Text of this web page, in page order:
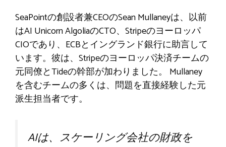
SeaPointの創設者兼CEOのSean Mullaneyは、以前
はAI Unicorn AlgoliaのCTO、Stripeのヨーロッパ
CIOであり、ECBとイングランド銀行に助言して
います。彼は、Stripeのヨーロッパ決済チームの
元同僚とTideの幹部が加わりました。 Mullaney
を含むチームの多くは、問題を直接経験した元
派生担当者です。
AIは、スケーリング会社の財政を